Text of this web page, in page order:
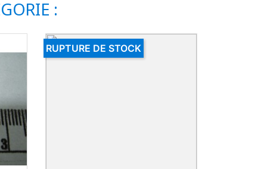
:
RUPTURE DE STOCK